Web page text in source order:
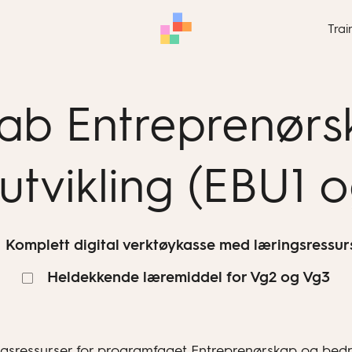
(EBU1
Komplett digital verktøykasse med
Heldekkende læremiddel for Vg2 og Vg3